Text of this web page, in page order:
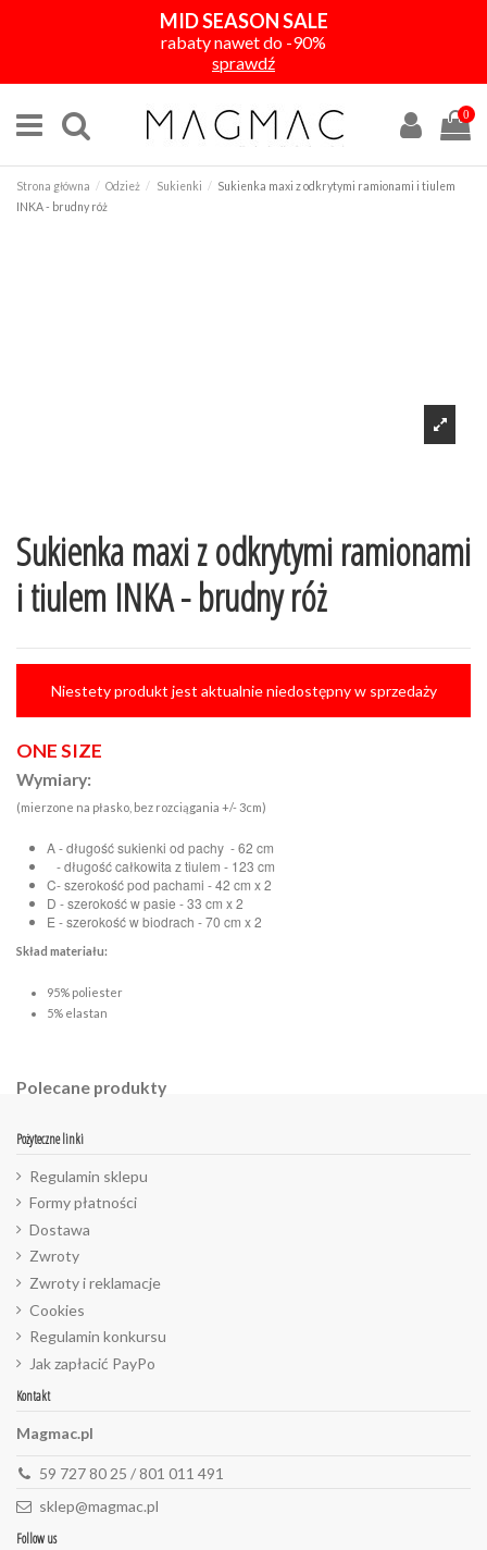
MID SEASON SALE
rabaty nawet do -90%
sprawdź
0
Strona główna Odzież Sukienki
Sukienka maxi z odkrytymi ramionami i tiulem
INKA - brudny róż
Sukienka maxi z odkrytymi ramionami
i tiulem INKA - brudny róż
Niestety produkt jest aktualnie niedostępny w sprzedaży
ONE SIZE
Wymiary:
(mierzone na płasko, bez rozciągania +/- 3cm)
A - długość sukienki od pachy - 62 cm
- długość całkowita z tiulem - 123 cm
C- szerokość pod pachami - 42 cm x 2
D - szerokość w pasie - 33 cm x 2
E - szerokość w biodrach - 70 cm x 2
Skład materiału:
95% poliester
5% elastan
Polecane produkty
Pożyteczne linki
Regulamin sklepu
Formy płatności
Dostawa
Zwroty
Zwroty i reklamacje
Cookies
Regulamin konkursu
Jak zapłacić PayPo
Kontakt
Magmac.pl
59 727 80 25 / 801 011 491
sklep@magmac.pl
Follow us